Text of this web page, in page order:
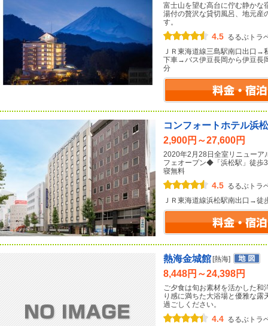
富士山を望む高台に佇む静かな
湯付の贅沢な貸切風呂、地元産
す。
4.5 るるぶトラ
ＪＲ東海道線三島駅南口出口→
下車→バス伊豆長岡から伊豆長
分
コンフォートホテル浜松
2,900円～27,600円
2020年2月28日全室リニューア
フェオープン◆「浜松駅」徒
寝無料
4.5 るるぶトラ
ＪＲ東海道線浜松駅南出口→徒
熱海金城館 [熱海]
8,448円～24,398円
ご夕食は旬お素材を活かした和
り感に満ちた大浴場と優雅な
過ごしください。
4.4 るるぶトラ